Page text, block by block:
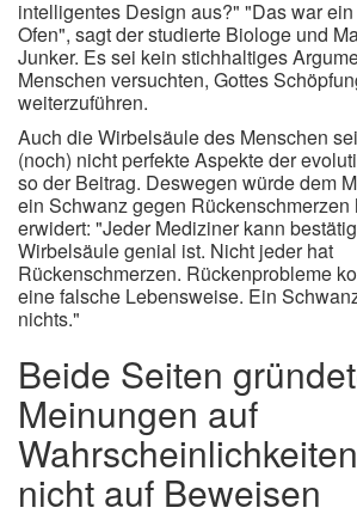
intelligentes Design aus?" "Das war
Ofen", sagt der studierte Biologe und
Junker. Es sei kein stichhaltiges
Menschen versuchten, Gottes
weiterzuführen.
Auch die Wirbelsäule des Menschen
(noch) nicht perfekte Aspekte der
so der Beitrag. Deswegen würde dem
ein Schwanz gegen Rückenschmerzen
erwidert: "Jeder Mediziner kann
Wirbelsäule genial ist. Nicht jeder hat
Rückenschmerzen. Rückenprobleme
eine falsche Lebensweise. Ein
nichts."
Beide Seiten
Meinungen auf
nicht auf Beweisen